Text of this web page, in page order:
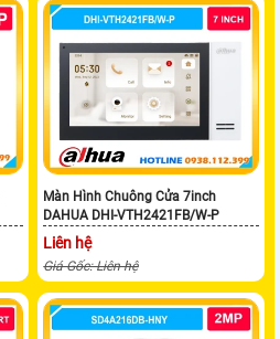
Màn Hình Chuông Cửa 7inch
DAHUA DHI-VTH2421FB/W-P
Liên hệ
Giá Gốc: Liên hệ